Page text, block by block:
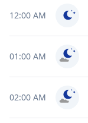
12:00 AM
01:00 AM
02:00 AM